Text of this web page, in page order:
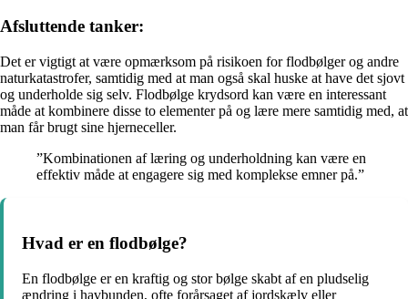
Afsluttende tanker:
Det er vigtigt at være opmærksom på risikoen for flodbølger og andre
naturkatastrofer, samtidig med at man også skal huske at have det sjovt
og underholde sig selv. Flodbølge krydsord kan være en interessant
måde at kombinere disse to elementer på og lære mere samtidig med, at
man får brugt sine hjerneceller.
”Kombinationen af læring og underholdning kan være en
effektiv måde at engagere sig med komplekse emner på.”
Hvad er en flodbølge?
En flodbølge er en kraftig og stor bølge skabt af en pludselig
ændring i havbunden, ofte forårsaget af jordskælv eller